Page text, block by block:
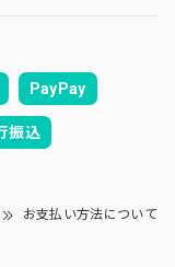
PayPay
振込
お支払い方法について